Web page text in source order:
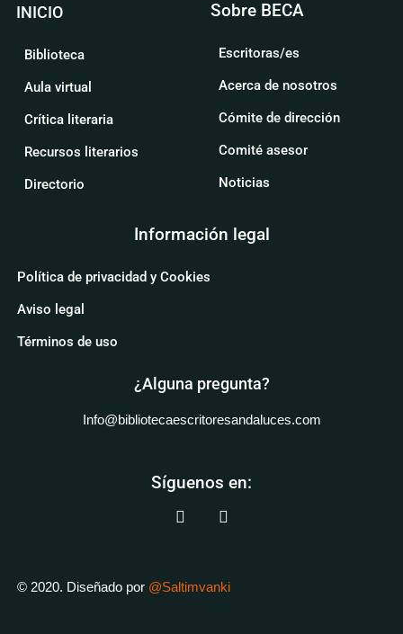
INICIO
Biblioteca
Aula virtual
Crítica literaria
Recursos literarios
Directorio
Sobre BECA
Escritoras/es
Acerca de nosotros
Cómite de dirección
Comité asesor
Noticias
Información legal
Política de privacidad y Cookies
Aviso legal
Términos de uso
¿Alguna pregunta?
Info@bibliotecaescritoresandaluces.com
© 2020. Diseñado por @Saltimvanki
Síguenos en: